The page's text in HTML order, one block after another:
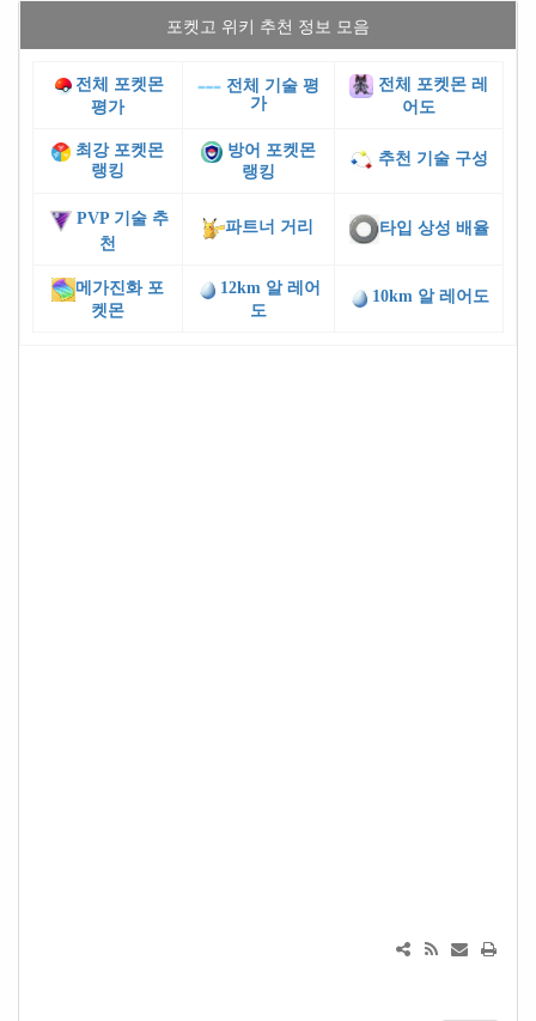
포켓고 위키 추천 정보 모음
전체 포켓몬
평가
전체 기술 평
가
전체 포켓몬 레
어도
최강 포켓몬
랭킹
방어 포켓몬
랭킹
추천 기술 구성
PVP 기술 추
천
파트너 거리 타입 상성 배율
메가진화 포
켓몬
12km 알 레어
도
10km 알 레어도